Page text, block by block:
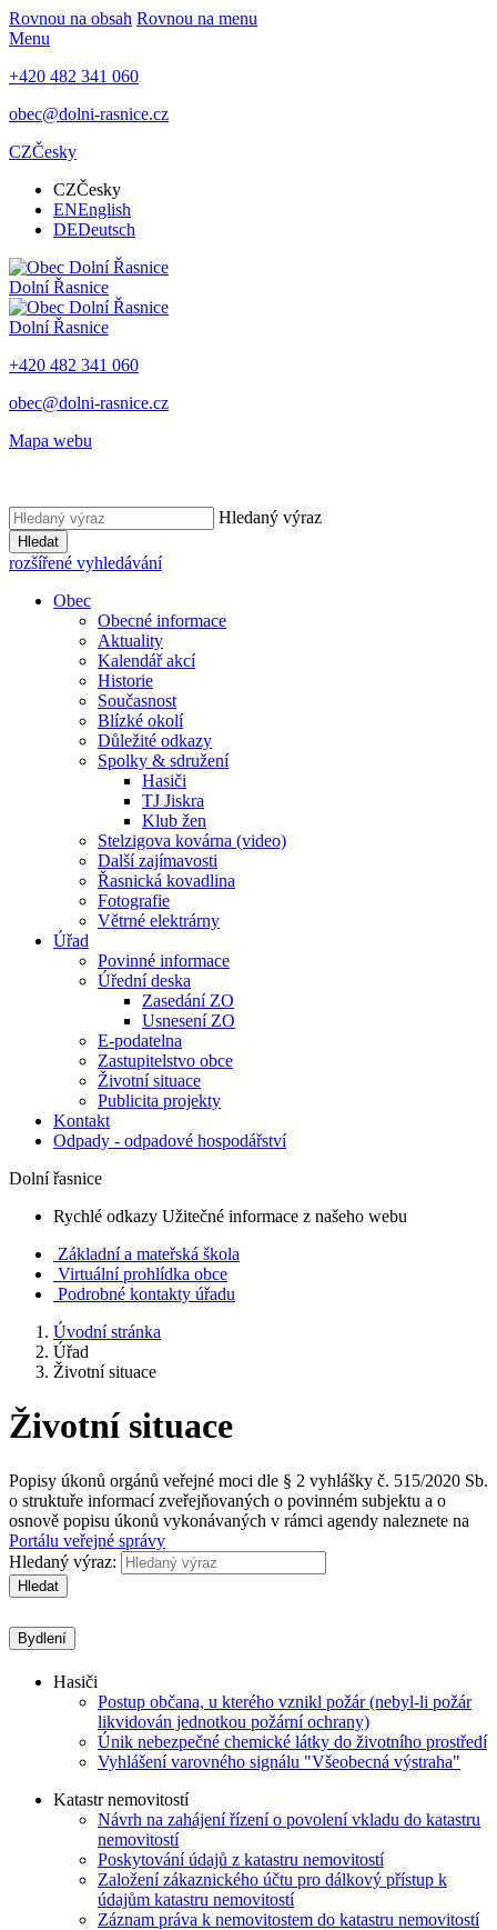
Rovnou na obsah Rovnou na menu
Menu
+420 482 341 060
obec@dolni-rasnice.cz
CZČesky
CZČesky
ENEnglish
DEDeutsch
Dolní Řasnice
Dolní Řasnice
+420 482 341 060
obec@dolni-rasnice.cz
Mapa webu
Hledaný výraz
Hledat
rozšířené vyhledávání
Obec
Obecné informace
Aktuality
Kalendář akcí
Historie
Současnost
Blízké okolí
Důležité odkazy
Spolky & sdružení
Hasiči
TJ Jiskra
Klub žen
Stelzigova kovárna (video)
Další zajímavosti
Řasnická kovadlina
Fotografie
Větrné elektrárny
Úřad
Povinné informace
Úřední deska
Zasedání ZO
Usnesení ZO
E-podatelna
Zastupitelstvo obce
Životní situace
Publicita projekty
Kontakt
Odpady - odpadové hospodářství
Dolní řasnice
Rychlé odkazy Užitečné informace z našeho webu
Základní a mateřská škola
Virtuální prohlídka obce
Podrobné kontakty úřadu
Úvodní stránka
Úřad
Životní situace
Životní situace
Popisy úkonů orgánů veřejné moci dle § 2 vyhlášky č. 515/2020 Sb.
o struktuře informací zveřejňovaných o povinném subjektu a o
osnově popisu úkonů vykonávaných v rámci agendy naleznete na
Portálu veřejné správy
Hledaný výraz:
Hledat
Bydlení
Hasiči
Postup občana, u kterého vznikl požár (nebyl-li požár
likvidován jednotkou požární ochrany)
Únik nebezpečné chemické látky do životního prostředí
Vyhlášení varovného signálu "Všeobecná výstraha"
Katastr nemovitostí
Návrh na zahájení řízení o povolení vkladu do katastru
nemovitostí
Poskytování údajů z katastru nemovitostí
Založení zákaznického účtu pro dálkový přístup k
údajům katastru nemovitostí
Záznam práva k nemovitostem do katastru nemovitostí